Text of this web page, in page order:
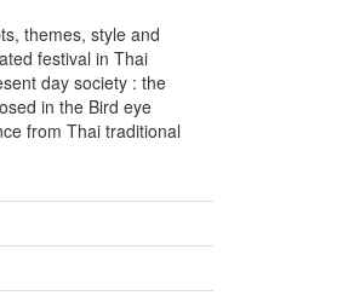
themes, style and
festival in Thai
day society : the
in the Bird eye
from Thai traditional